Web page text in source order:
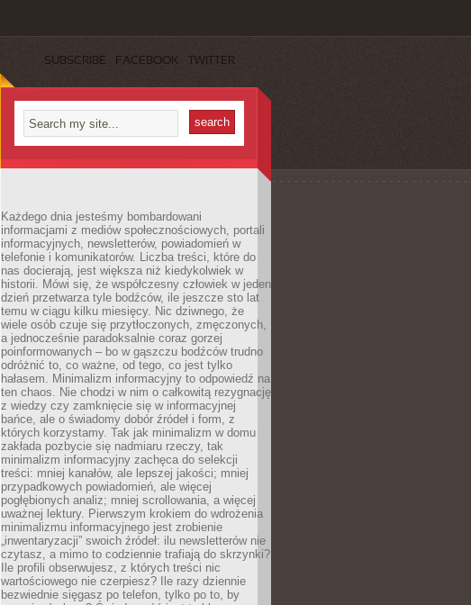
SUBSCRIBE FACEBOOK TWITTER
Każdego dnia jesteśmy bombardowani
informacjami z mediów społecznościowych, portali
informacyjnych, newsletterów, powiadomień w
telefonie i komunikatorów. Liczba treści, które do
nas docierają, jest większa niż kiedykolwiek w
historii. Mówi się, że współczesny człowiek w jeden
dzień przetwarza tyle bodźców, ile jeszcze sto lat
temu w ciągu kilku miesięcy. Nic dziwnego, że
wiele osób czuje się przytłoczonych, zmęczonych,
a jednocześnie paradoksalnie coraz gorzej
poinformowanych – bo w gąszczu bodźców trudno
odróżnić to, co ważne, od tego, co jest tylko
hałasem. Minimalizm informacyjny to odpowiedź na
ten chaos. Nie chodzi w nim o całkowitą rezygnację
z wiedzy czy zamknięcie się w informacyjnej
bańce, ale o świadomy dobór źródeł i form, z
których korzystamy. Tak jak minimalizm w domu
zakłada pozbycie się nadmiaru rzeczy, tak
minimalizm informacyjny zachęca do selekcji
treści: mniej kanałów, ale lepszej jakości; mniej
przypadkowych powiadomień, ale więcej
pogłębionych analiz; mniej scrollowania, a więcej
uważnej lektury. Pierwszym krokiem do wdrożenia
minimalizmu informacyjnego jest zrobienie
„inwentaryzacji” swoich źródeł: ilu newsletterów nie
czytasz, a mimo to codziennie trafiają do skrzynki?
Ile profili obserwujesz, z których treści nic
wartościowego nie czerpiesz? Ile razy dziennie
bezwiednie sięgasz po telefon, tylko po to, by